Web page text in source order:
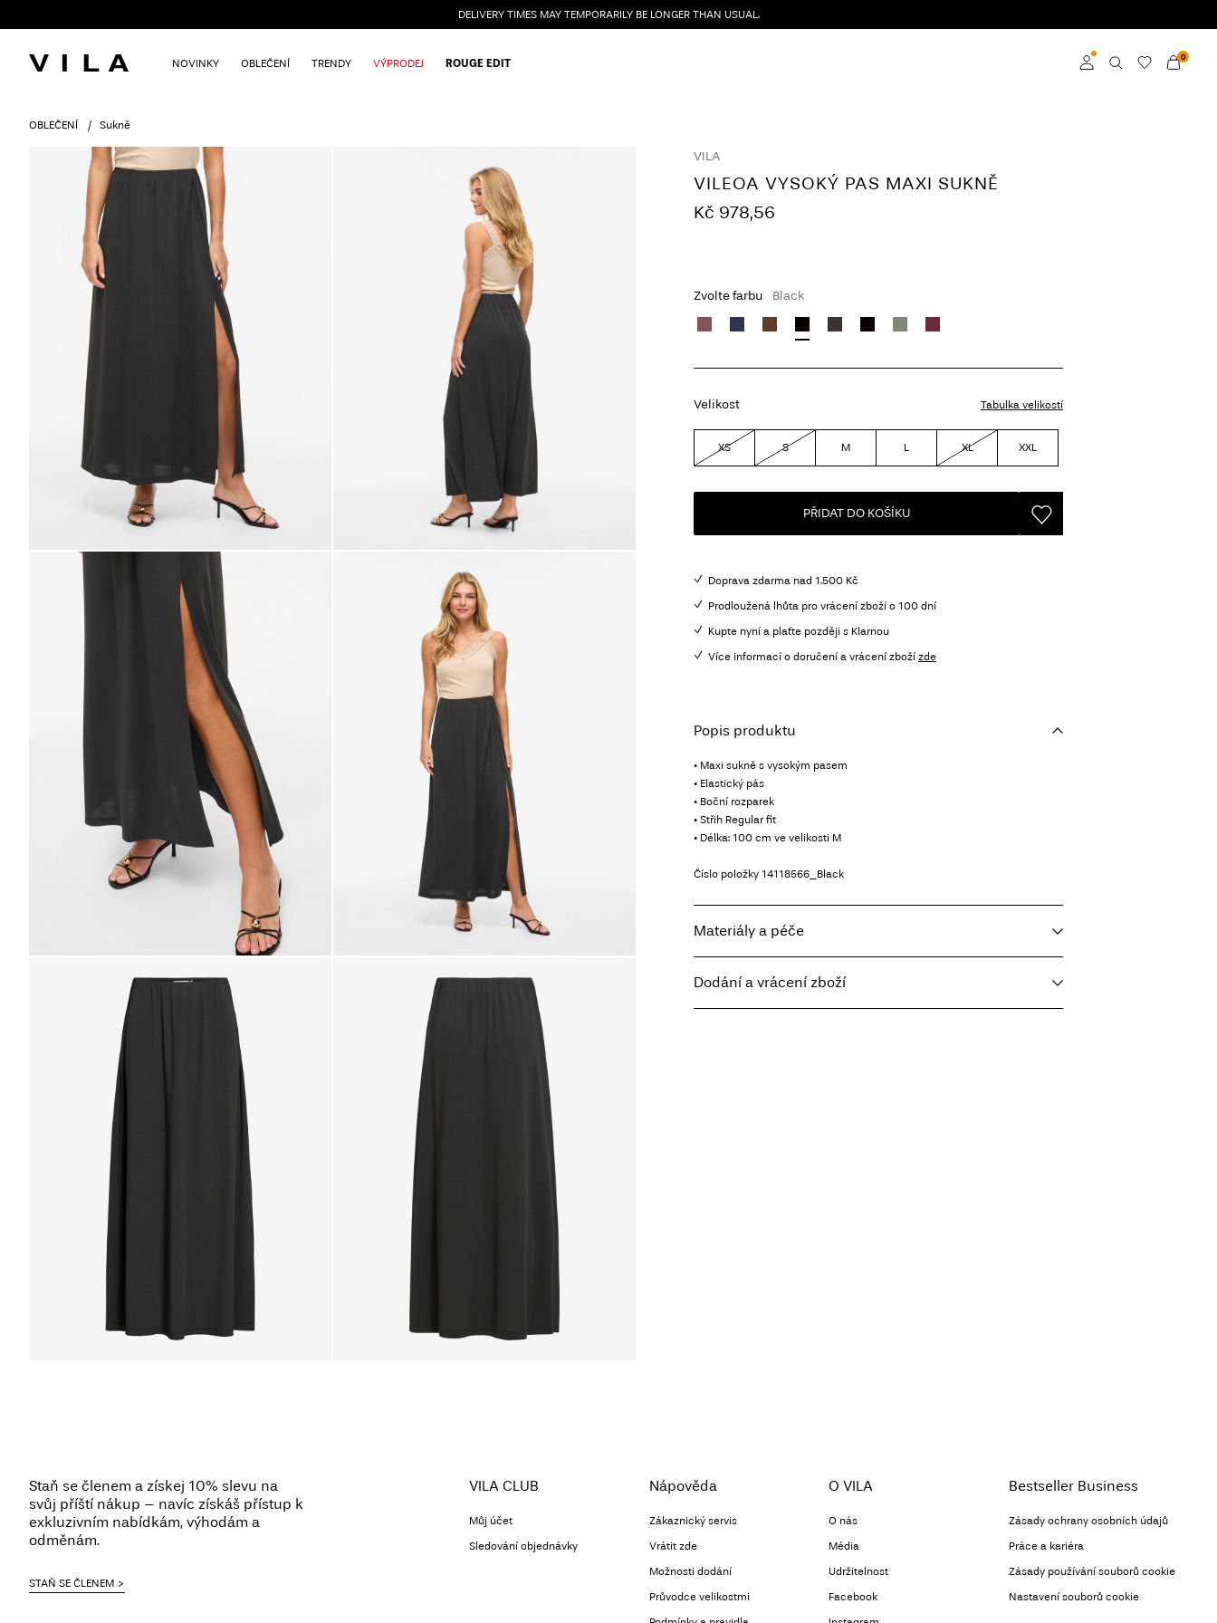
DELIVERY TIMES MAY TEMPORARILY BE LONGER THAN USUAL.
0
NOVINKY OBLEČENÍ TRENDY VÝPRODEJ ROUGE EDIT
OBLEČENÍ Sukně
VILA
VILEOA VYSOKÝ PAS MAXI SUKNĚ
Kč 978,56
Zvolte farbu Black
Velikost Tabulka velikostí
XS S M L XL XXL
PŘIDAT DO KOŠÍKU
Doprava zdarma nad 1.500 Kč
Prodloužená lhůta pro vrácení zboží o 100 dní
Kupte nyní a plaťte později s Klarnou
Více informací o doručení a vrácení zboží zde
Popis produktu
• Maxi sukně s vysokým pasem
• Elastický pás
• Boční rozparek
• Střih Regular fit
• Délka: 100 cm ve velikosti M
Číslo položky 14118566_Black
Materiály a péče
Dodání a vrácení zboží
Staň se členem a získej 10% slevu na
svůj příští nákup – navíc získáš přístup k
exkluzivním nabídkám, výhodám a
odměnám.
STAŇ SE ČLENEM
VILA CLUB
Můj účet
Sledování objednávky
Nápověda
Zákaznický servis
Vrátit zde
Možnosti dodání
Průvodce velikostmi
O VILA
O nás
Média
Udržitelnost
Facebook
Bestseller Business
Zásady ochrany osobních údajů
Práce a kariéra
Zásady používání souborů cookie
Nastavení souborů cookie